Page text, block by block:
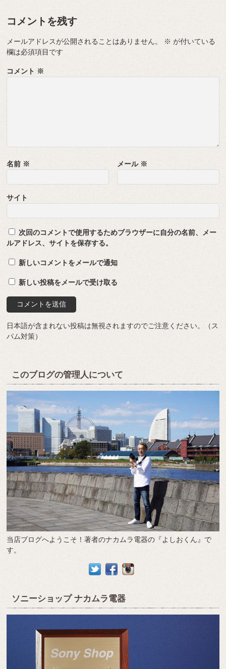
コメントを残す
メールアドレスが公開されることはありません。 ※ が付いている
欄は必須項目です
コメント ※
名前 ※ メール ※
サイト
次回のコメントで使用するためブラウザーに自分の名前、メー
ルアドレス、サイトを保存する。
新しいコメントをメールで通知
新しい投稿をメールで受け取る
日本語が含まれない投稿は無視されますのでご注意ください。（ス
パム対策）
このブログの管理人について
当店ブログへようこそ！著者のナカムラ電器の『よしおくん』で
す。
ソニーショップ ナカムラ電器